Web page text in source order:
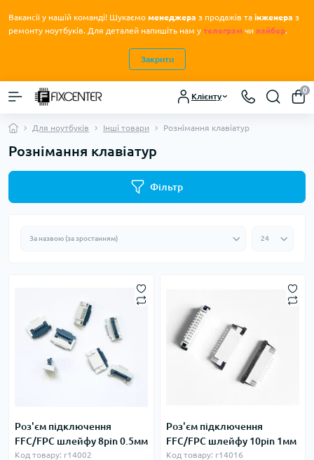
Вакансії у нашій команді! Шукаємо менеджера з продажів та інженера з
ремонту ноутбуків. Для деталей напишіть нам у телеграм чи вайбер.
Закрити
Клієнту
0
Для ноутбуків Інші товари Рознімання клавіатур
Рознімання клавіатур
Фільтр
Роз'єм підключення
FFC/FPC шлейфу 8pin 0.5мм
Код товару: r14002
Роз'єм підключення
FFC/FPC шлейфу 10pin 1мм
Код товару: r14016